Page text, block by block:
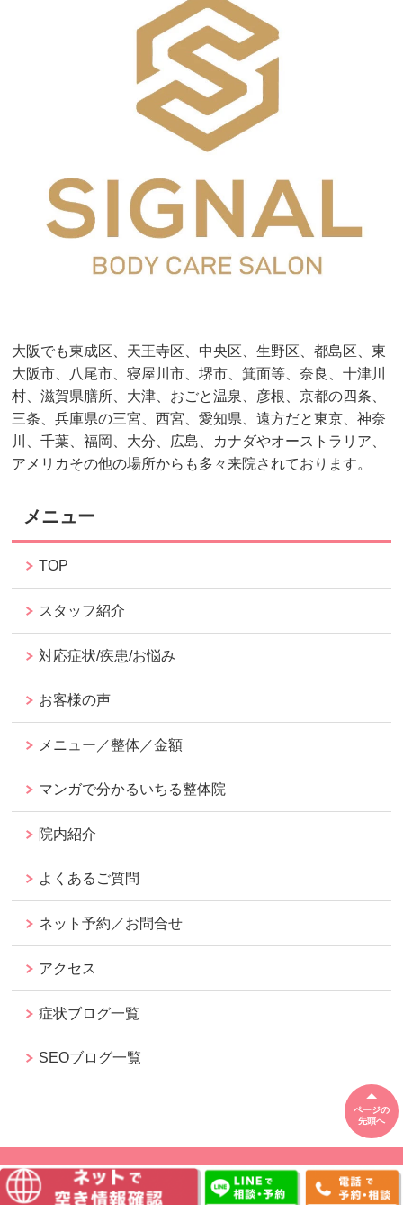
大阪でも東成区、天王寺区、中央区、生野区、都島区、東
大阪市、八尾市、寝屋川市、堺市、箕面等、奈良、十津川
村、滋賀県膳所、大津、おごと温泉、彦根、京都の四条、
三条、兵庫県の三宮、西宮、愛知県、遠方だと東京、神奈
川、千葉、福岡、大分、広島、カナダやオーストラリア、
アメリカその他の場所からも多々来院されております。
メニュー
TOP
スタッフ紹介
対応症状/疾患/お悩み
お客様の声
メニュー／整体／金額
マンガで分かるいちる整体院
院内紹介
よくあるご質問
ネット予約／お問合せ
アクセス
症状ブログ一覧
SEOブログ一覧
ページの
先頭へ